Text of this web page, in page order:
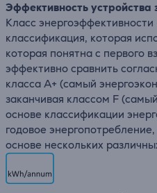
Эффективность устройства
Класс энергоэффективности
классификация, которая
которая понятна с первого
эффективно сравнить
класса A+ (самый
заканчивая классом F
основе классификации
годовое
основе нескольких